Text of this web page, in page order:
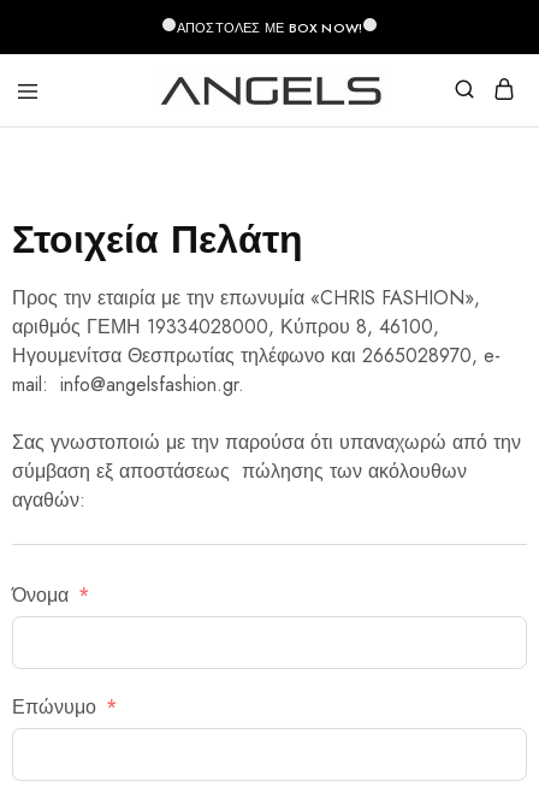
ΑΠΟΣΤΟΛΈΣ ΜΕ BOX NOW!
Angels
Greek
Στοιχεία Πελάτη
Προς την εταιρία με την επωνυμία «CHRIS FASHION»,
αριθμός ΓΕΜΗ 19334028000, Κύπρου 8, 46100,
Ηγουμενίτσα Θεσπρωτίας τηλέφωνο και 2665028970, e-
mail: info@angelsfashion.gr.
Σας γνωστοποιώ με την παρούσα ότι υπαναχωρώ από την
σύμβαση εξ αποστάσεως πώλησης των ακόλουθων
αγαθών:
Όνομα
Επώνυμο